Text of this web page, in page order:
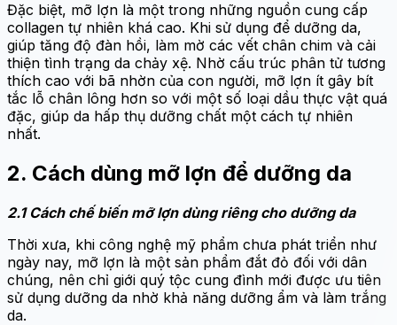
Đặc biệt, mỡ lợn là một trong những nguồn cung cấp
collagen tự nhiên khá cao. Khi sử dụng để dưỡng da,
giúp tăng độ đàn hồi, làm mờ các vết chân chim và cải
thiện tình trạng da chảy xệ. Nhờ cấu trúc phân tử tương
thích cao với bã nhờn của con người, mỡ lợn ít gây bít
tắc lỗ chân lông hơn so với một số loại dầu thực vật quá
đặc, giúp da hấp thụ dưỡng chất một cách tự nhiên
nhất.
2. Cách dùng mỡ lợn để dưỡng da
2.1 Cách chế biến mỡ lợn dùng riêng cho dưỡng da
Thời xưa, khi công nghệ mỹ phẩm chưa phát triển như
ngày nay, mỡ lợn là một sản phẩm đắt đỏ đối với dân
chúng, nên chỉ giới quý tộc cung đình mới được ưu tiên
sử dụng dưỡng da nhờ khả năng dưỡng ẩm và làm trắng
da.